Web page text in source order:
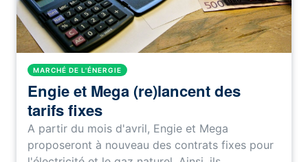
MARCHÉ DE L'ÉNERGIE
Engie et Mega (re)lancent des
tarifs fixes
A partir du mois d'avril, Engie et Mega
proposeront à nouveau des contrats fixes pour